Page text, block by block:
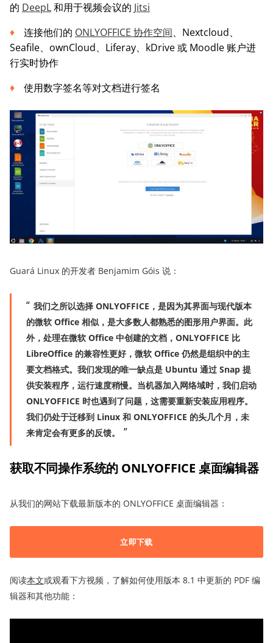
的 DeepL和用于视频会议的 Jitsi
连接他们的 ONLYOFFICE 协作空间、Nextcloud、
Seafile、ownCloud、Liferay、kDrive 或 Moodle 账户进
行实时协作
使用数字签名等对文档进行签名
Guará Linux 的开发者 Benjamim Góis 说：
我们之所以选择 ONLYOFFICE，是因为其界面与现代版本
的微软 Office 相似，是大多数人都熟悉的图形用户界面。此
外， 处理在微软 Office 中创建的文档 ， ONLYOFFICE 比
LibreOffice 的兼容性更好， 微软 Office 仍然是组织中的主
要文档格式。我们发现的唯一缺点是 Ubuntu 通过 Snap 提
供安装程序，运行速度稍慢。当机器加入网络域时，我们启动
ONLYOFFICE 时也遇到了问题，这需要重新安装应用程序。
我们仍处于迁移到 Linux 和 ONLYOFFICE 的头几个月，未
来肯定会有更多的反馈。
获取不同操作系统的 ONLYOFFICE 桌面编辑器
从我们的网站下载最新版本的 ONLYOFFICE 桌面编辑器：
立即下载
阅读本文或观看下方视频，了解如何使用版本 8.1 中更新的 PDF 编
辑器和其他功能：